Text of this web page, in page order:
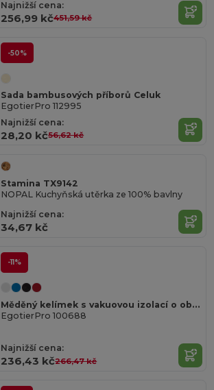
Najnižší cena:
256,99 kč451,59 kč
-50%
Sada bambusových příborů Celuk
EgotierPro 112995
Najnižší cena:
28,20 kč56,62 kč
Stamina TX9142
NOPAL Kuchyňská utěrka ze 100% bavlny
Najnižší cena:
34,67 kč
-11%
Měděný kelímek s vakuovou izolací o objemu 180 ml Jetta
EgotierPro 100688
Najnižší cena:
236,43 kč266,47 kč